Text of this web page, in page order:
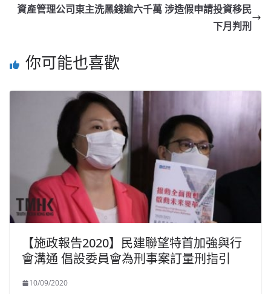
資產管理公司東主洗黑錢逾六千萬 涉造假申請投資移民
下月判刑
你可能也喜歡
【施政報告2020】民建聯望特首加強與行
會溝通 倡設委員會為刑事案訂量刑指引
10/09/2020